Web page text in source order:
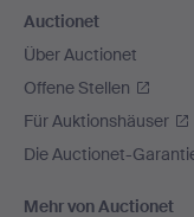
Auctionet
Über Auctionet
Offene Stellen
Für Auktionshäuser
Die Auctionet-
Mehr von Auctionet